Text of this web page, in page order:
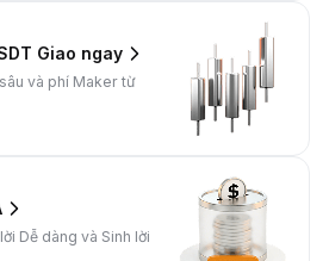
Giao ngay
và phí Maker từ
Dễ dàng và Sinh lời